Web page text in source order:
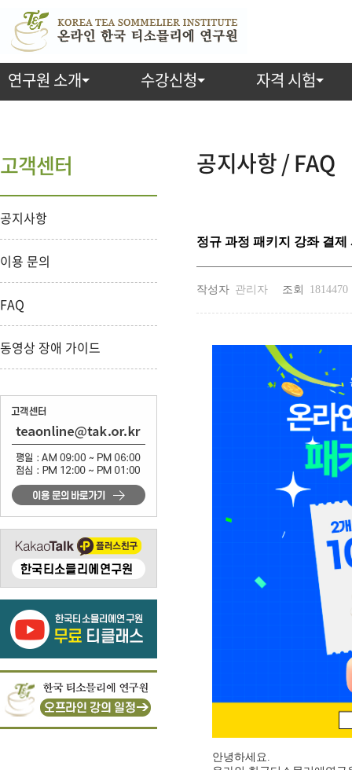
연구원 소개 수강신청 자격 시험
공지사항 / FAQ
정규 과정 패키지 강좌 결
작성자 관리자 조회 1814470
안녕하세요.
고객센터
공지사항
이용 문의
FAQ
동영상 장애 가이드